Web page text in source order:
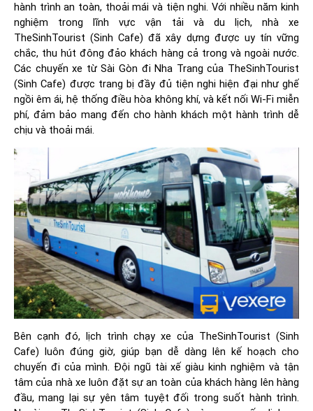
hành trình an toàn, thoải mái và tiện nghi. Với nhiều năm kinh
nghiệm trong lĩnh vực vận tải và du lịch, nhà xe
TheSinhTourist (Sinh Cafe) đã xây dựng được uy tín vững
chắc, thu hút đông đảo khách hàng cả trong và ngoài nước.
Các chuyến xe từ Sài Gòn đi Nha Trang của TheSinhTourist
(Sinh Cafe) được trang bị đầy đủ tiện nghi hiện đại như ghế
ngồi êm ái, hệ thống điều hòa không khí, và kết nối Wi-Fi miễn
phí, đảm bảo mang đến cho hành khách một hành trình dễ
chịu và thoải mái.
Bên cạnh đó, lịch trình chạy xe của TheSinhTourist (Sinh
Cafe) luôn đúng giờ, giúp bạn dễ dàng lên kế hoạch cho
chuyến đi của mình. Đội ngũ tài xế giàu kinh nghiệm và tận
tâm của nhà xe luôn đặt sự an toàn của khách hàng lên hàng
đầu, mang lại sự yên tâm tuyệt đối trong suốt hành trình.